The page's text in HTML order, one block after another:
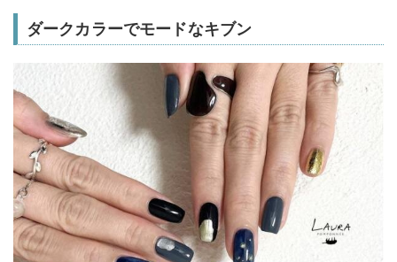
ダークカラーでモードなキブン